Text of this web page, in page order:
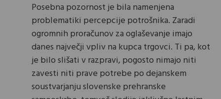
Posebna pozornost je bila namenjena
problematiki percepcije potrošnika. Zaradi
ogromnih proračunov za oglaševanje imajo
danes največji vpliv na kupca trgovci. Ti pa, kot
je bilo slišati v razpravi, pogosto nimajo niti
zavesti niti prave potrebe po dejanskem
soustvarjanju slovenske prehranske